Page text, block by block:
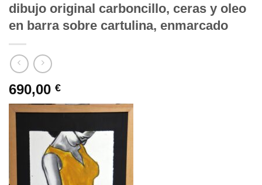
dibujo original carboncillo, ceras y oleo
en barra sobre cartulina, enmarcado
690,00 €